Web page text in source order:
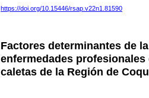
https://doi.org/10.15446/rsap.v22n1.81590
Factores determinantes de
enfermedades
caletas de la Región de